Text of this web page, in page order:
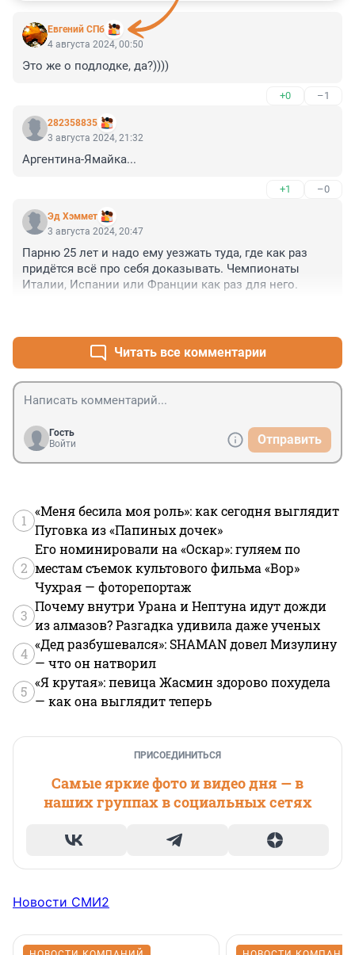
Евгений СПб
4 августа 2024, 00:50
Это же о подлодке, да?))))
+0 –1
282358835
3 августа 2024, 21:32
Аргентина-Ямайка...
+1 –0
Эд Хэммет
3 августа 2024, 20:47
Парню 25 лет и надо ему уезжать туда, где как раз
придётся всё про себя доказывать. Чемпионаты
Италии, Испании или Франции как раз для него.
Читать все комментарии
Гость
Войти
Отправить
1
«Меня бесила моя роль»: как сегодня выглядит
Пуговка из «Папиных дочек»
2
Его номинировали на «Оскар»: гуляем по
местам съемок культового фильма «Вор»
Чухрая — фоторепортаж
3
Почему внутри Урана и Нептуна идут дожди
из алмазов? Разгадка удивила даже ученых
4
«Дед разбушевался»: SHAMAN довел Мизулину
— что он натворил
5
«Я крутая»: певица Жасмин здорово похудела
— как она выглядит теперь
ПРИСОЕДИНИТЬСЯ
Самые яркие фото и видео дня — в
наших группах в социальных сетях
Новости СМИ2